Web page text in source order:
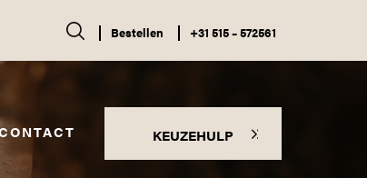
Bestellen +31 515 – 572561
KEUZEHULP